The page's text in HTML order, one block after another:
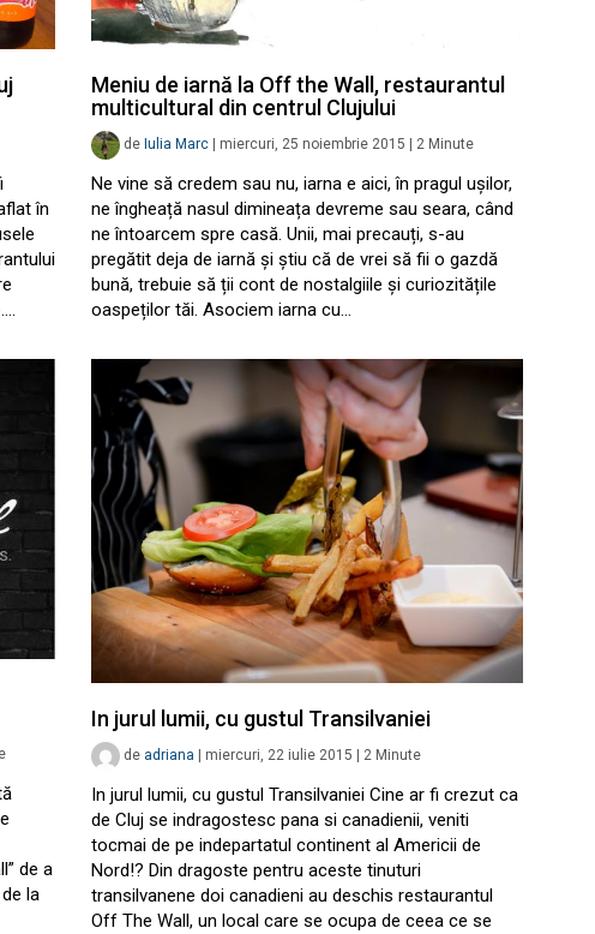
în
Meniu de iarnă la Off the Wall, restaurantul
multicultural din centrul Clujului
de Iulia Marc miercuri, 25 noiembrie 2015 2 Minute
Ne vine să credem sau nu, iarna e aici, în pragul ușilor,
ne îngheață nasul dimineața devreme sau seara, când
ne întoarcem spre casă. Unii, mai precauți, s-au
pregătit deja de iarnă și știu că de vrei să fii o gazdă
bună, trebuie să ții cont de nostalgiile și curiozitățile
oaspeților tăi. Asociem iarna cu…
de a
la
In jurul lumii, cu gustul Transilvaniei
de adriana miercuri, 22 iulie 2015 2 Minute
In jurul lumii, cu gustul Transilvaniei Cine ar fi crezut ca
de Cluj se indragostesc pana si canadienii, veniti
tocmai de pe indepartatul continent al Americii de
Nord!? Din dragoste pentru aceste tinuturi
transilvanene doi canadieni au deschis restaurantul
Off The Wall, un local care se ocupa de ceea ce se